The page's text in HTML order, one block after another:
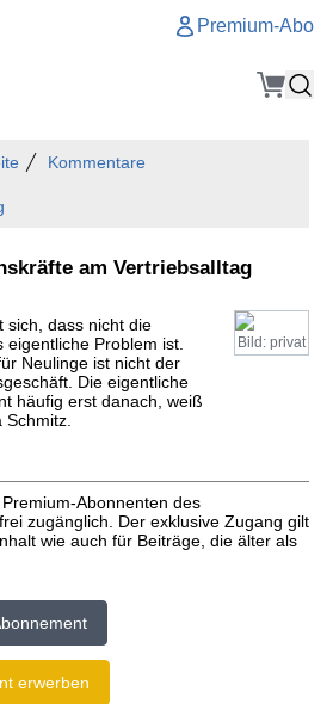
Premium-Abo
Kommentare
am Vertriebsalltag
Bild: privat
sich, dass nicht die
Problem ist.
Neulinge ist nicht der
Die eigentliche
häufig erst danach, weiß
Abonnenten des
zugänglich. Der exklusive Zugang gilt
wie auch für Beiträge, die älter als
erwerben